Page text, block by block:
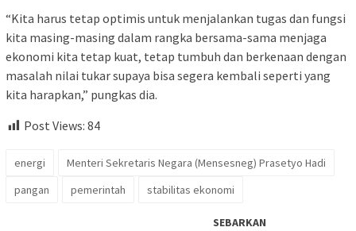
“Kita harus tetap optimis untuk menjalankan tugas dan fungsi
kita masing-masing dalam rangka bersama-sama menjaga
ekonomi kita tetap kuat, tetap tumbuh dan berkenaan dengan
masalah nilai tukar supaya bisa segera kembali seperti yang
kita harapkan,” pungkas dia.
Post Views: 84
energi
Menteri Sekretaris Negara (Mensesneg) Prasetyo Hadi
pangan
pemerintah stabilitas ekonomi
SEBARKAN